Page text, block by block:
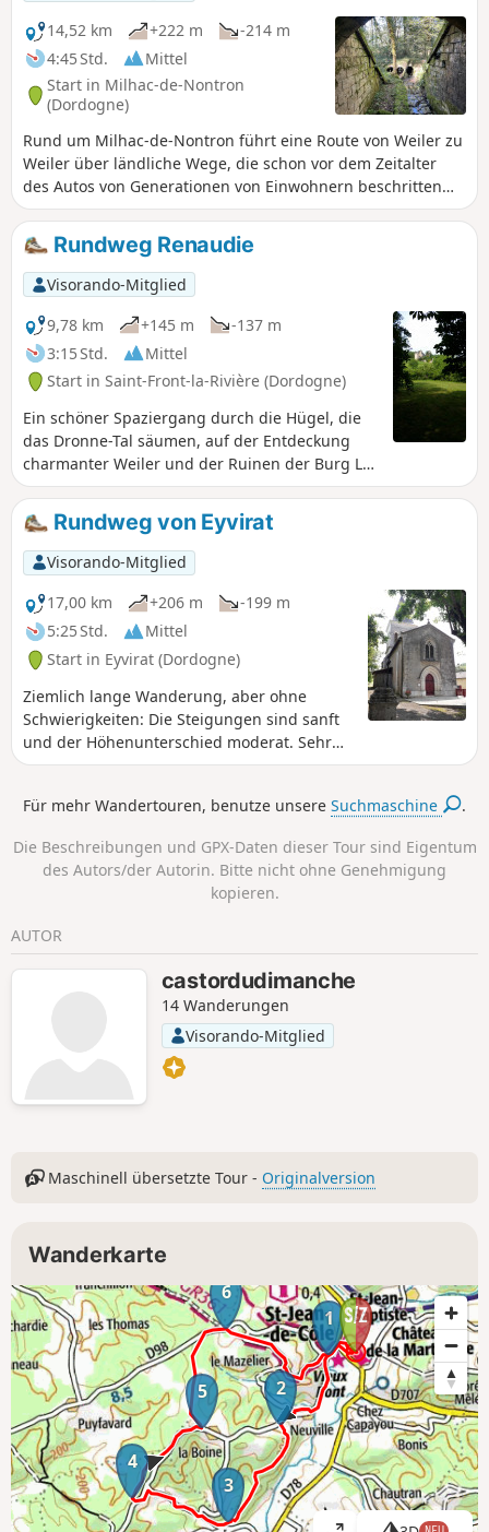
14,52 km
+222 m
-214 m
4:45 Std.
Mittel
Start in Milhac-de-Nontron
(Dordogne)
Rund um Milhac-de-Nontron führt eine Route von Weiler zu
Weiler über ländliche Wege, die schon vor dem Zeitalter
des Autos von Generationen von Einwohnern beschritten
wurden. Eine andere Art, die Gegend und das ländliche
Leben kennenzulernen.
Rundweg Renaudie
Visorando-Mitglied
9,78 km
+145 m
-137 m
3:15 Std.
Mittel
Start in Saint-Front-la-Rivière (Dordogne)
Ein schöner Spaziergang durch die Hügel, die
das Dronne-Tal säumen, auf der Entdeckung
charmanter Weiler und der Ruinen der Burg La
Renaudie.
Rundweg von Eyvirat
Visorando-Mitglied
17,00 km
+206 m
-199 m
5:25 Std.
Mittel
Start in Eyvirat (Dordogne)
Ziemlich lange Wanderung, aber ohne
Schwierigkeiten: Die Steigungen sind sanft
und der Höhenunterschied moderat. Sehr
schöne Waldabschnitte, eher gegen Ende;
Landschaft, aber auch teilweise etwas
Für mehr Wandertouren, benutze unsereSuchmaschine .
Die Beschreibungen und GPX-Daten dieser Tour sind Eigentum
des Autors/der Autorin. Bitte nicht ohne Genehmigung
kopieren.
AUTOR
castordudimanche
14 Wanderungen
Visorando-Mitglied
Maschinell übersetzte Tour - Originalversion
Wanderkarte
1
2
3
4
5
6